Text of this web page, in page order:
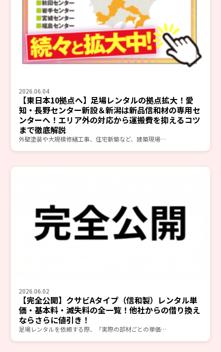
2026.06.04
【東日本10拠点へ】足場レンタルの拠点拡大！愛
知・長野センター新設＆新潟は新品信和材の専用セ
ンターへ！エリア外の対応から運搬費を抑えるコツ
まで徹底解説
外壁塗装や大規模修繕工事、住宅新築など、建築現場…
2026.06.02
【完全公開】クサビAタイプ（信和製）レンタル単
価・基本料・滅失料の全一覧！他社からの借り換え
ならさらに値引き！
足場レンタルを依頼する際、「実際の部材ごとの単価…